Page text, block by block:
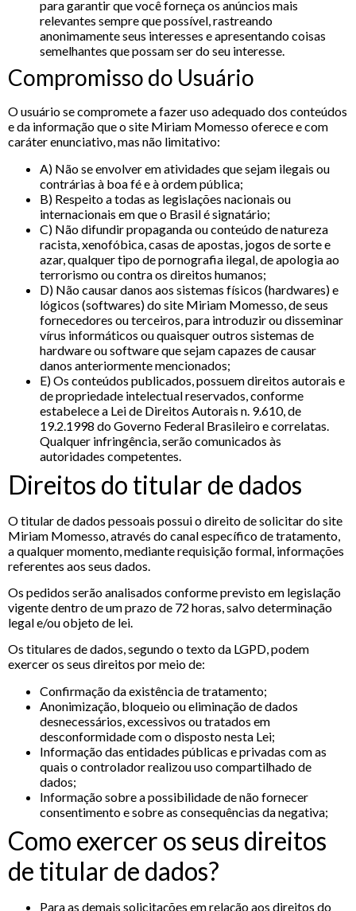
para garantir que você forneça os anúncios mais
relevantes sempre que possível, rastreando
anonimamente seus interesses e apresentando coisas
semelhantes que possam ser do seu interesse.
Compromisso do Usuário
O usuário se compromete a fazer uso adequado dos conteúdos
e da informação que o site Miriam Momesso oferece e com
caráter enunciativo, mas não limitativo:
A) Não se envolver em atividades que sejam ilegais ou
contrárias à boa fé e à ordem pública;
B) Respeito a todas as legislações nacionais ou
internacionais em que o Brasil é signatário;
C) Não difundir propaganda ou conteúdo de natureza
racista, xenofóbica, casas de apostas, jogos de sorte e
azar, qualquer tipo de pornografia ilegal, de apologia ao
terrorismo ou contra os direitos humanos;
D) Não causar danos aos sistemas físicos (hardwares) e
lógicos (softwares) do site Miriam Momesso, de seus
fornecedores ou terceiros, para introduzir ou disseminar
vírus informáticos ou quaisquer outros sistemas de
hardware ou software que sejam capazes de causar
danos anteriormente mencionados;
E) Os conteúdos publicados, possuem direitos autorais e
de propriedade intelectual reservados, conforme
estabelece a Lei de Direitos Autorais n. 9.610, de
19.2.1998 do Governo Federal Brasileiro e correlatas.
Qualquer infringência, serão comunicados às
autoridades competentes.
Direitos do titular de dados
O titular de dados pessoais possui o direito de solicitar do site
Miriam Momesso, através do canal específico de tratamento,
a qualquer momento, mediante requisição formal, informações
referentes aos seus dados.
Os pedidos serão analisados conforme previsto em legislação
vigente dentro de um prazo de 72 horas, salvo determinação
legal e/ou objeto de lei.
Os titulares de dados, segundo o texto da LGPD, podem
exercer os seus direitos por meio de:
Confirmação da existência de tratamento;
Anonimização, bloqueio ou eliminação de dados
desnecessários, excessivos ou tratados em
desconformidade com o disposto nesta Lei;
Informação das entidades públicas e privadas com as
quais o controlador realizou uso compartilhado de
dados;
Informação sobre a possibilidade de não fornecer
consentimento e sobre as consequências da negativa;
Como exercer os seus direitos
de titular de dados?
Para as demais solicitações em relação aos direitos do